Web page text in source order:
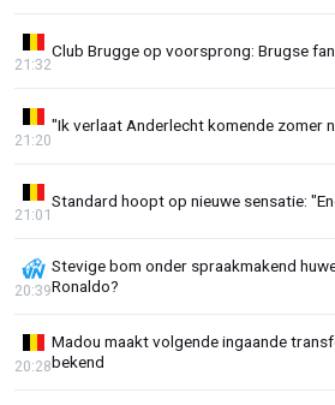
Club Brugge op voorsprong: Brugse
21:32
"Ik verlaat Anderlecht komende zomer
21:20
Standard hoopt op nieuwe sensatie:
21:01
Stevige bom onder spraakmakend
Ronaldo?
20:39
Madou maakt volgende ingaande
bekend
20:28